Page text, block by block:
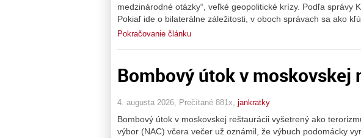
medzinárodné otázky“, veľké geopolitické krízy. Podľa správy
Pokiaľ ide o bilaterálne záležitosti, v oboch správach sa ako
Pokračovanie článku
Bombový útok v moskovskej
4. augusta 2026, Prečítané 881x, jankratky
Bombový útok v moskovskej reštaurácii vyšetrený ako
výbor (NAC) včera večer už oznámil, že výbuch podomácky